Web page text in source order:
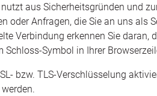
nutzt aus Sicherheitsgründen und
oder Anfragen, die Sie an uns als
Verbindung erkennen Sie daran,
Schloss-Symbol in Ihrer
bzw. TLS-Verschlüsselung